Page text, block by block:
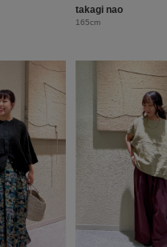
takagi nao
165cm